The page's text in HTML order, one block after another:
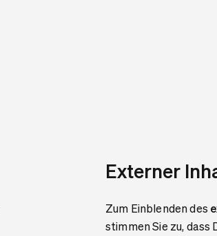
Externer
Zum Einblenden des
stimmen Sie zu,